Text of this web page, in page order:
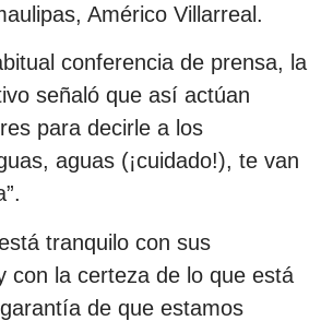
Américo Villarreal.
conferencia de prensa, la
señaló que así actúan
para decirle a los
aguas (¡cuidado!), te van
tranquilo con sus
con la certeza de lo que está
de que estamos